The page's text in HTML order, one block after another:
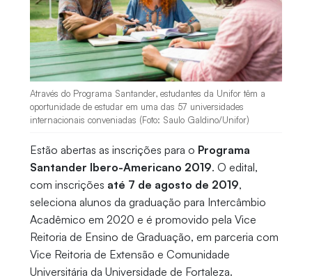
Através do Programa Santander, estudantes da Unifor têm a
oportunidade de estudar em uma das 57 universidades
internacionais conveniadas (Foto: Saulo Galdino/Unifor)
Estão abertas as inscrições para o Programa
Santander Ibero-Americano 2019. O edital,
com inscrições até 7 de agosto de 2019,
seleciona alunos da graduação para Intercâmbio
Acadêmico em 2020 e é promovido pela Vice
Reitoria de Ensino de Graduação, em parceria com
Vice Reitoria de Extensão e Comunidade
Universitária da Universidade de Fortaleza.